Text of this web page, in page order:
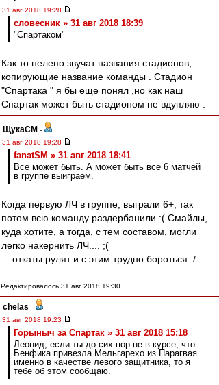
31 авг 2018 19:28
словесник » 31 авг 2018 18:39
"Спартаком"
Как то нелепо звучат названия стадионов,
копирующие название команды . Стадион
"Спартака " я бы еще понял ,но как наш
Спартак может быть стадионом не вдупляю .
ЩукаСМ -
31 авг 2018 19:28
fanatSM » 31 авг 2018 18:41
Все может быть. А может быть все 6 матчей
в группе выиграем.
Когда первую ЛЧ в группе, выграли 6+, так
потом всю команду раздербанили :( Смайлы,
куда хотите, а тогда, с тем составом, могли
легко накернить ЛЧ.... ;(
... откаты рулят и с этим трудно бороться :/
Редактировалось 31 авг 2018 19:30
chelas -
31 авг 2018 19:23
Горыныч за Спартак » 31 авг 2018 15:18
Леонид, если ты до сих пор не в курсе, что
Бенфика привезла Мельгарехо из Парагвая
именно в качестве левого защитника, то я
тебе об этом сообщаю.